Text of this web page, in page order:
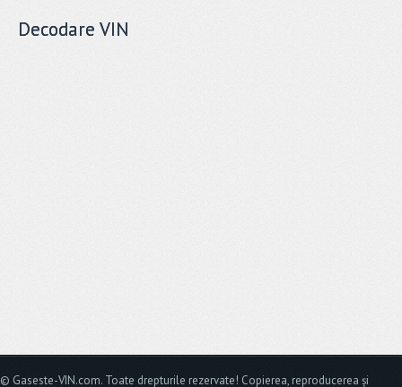
Decodare VIN
© Gaseste-VIN.com. Toate drepturile rezervate! Copierea, reproducerea și